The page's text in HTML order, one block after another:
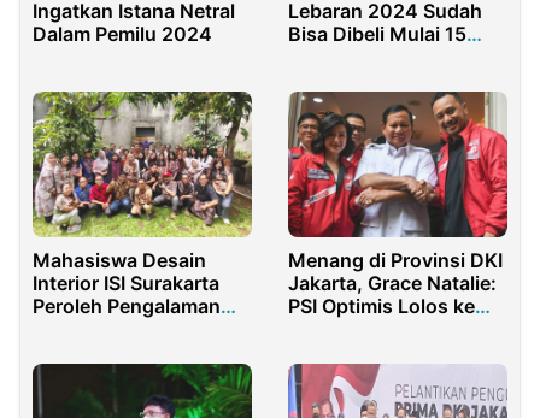
Ingatkan Istana Netral
Dalam Pemilu 2024
Lebaran 2024 Sudah
Bisa Dibeli Mulai 15
Mahasiswa Desain
Interior ISI Surakarta
Peroleh Pengalaman
Menang di Provinsi DKI
Jakarta, Grace Natalie:
PSI Optimis Lolos ke